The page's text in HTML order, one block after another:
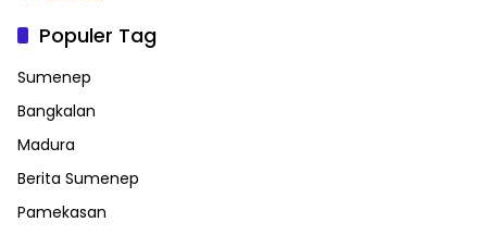
Populer Tag
Sumenep
Bangkalan
Madura
Berita Sumenep
Pamekasan